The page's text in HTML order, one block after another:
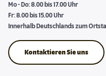
Mo - Do: 8.00 bis 17.00 Uhr
Fr: 8.00 bis 15.00 Uhr
Innerhalb Deutschlands zum
Kontaktieren Sie uns